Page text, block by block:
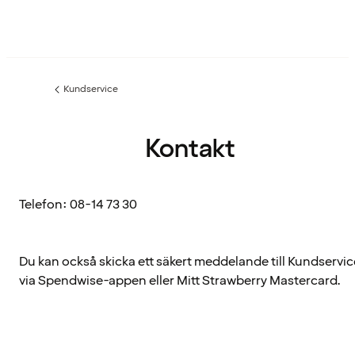
Föregående
Kundservice
Kontakt
Telefon: 08-14 73 30
Du kan också skicka ett säkert meddelande till
via Spendwise-appen eller Mitt Strawberry Mastercard.